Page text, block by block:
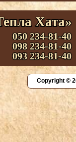
Хата»
050 234-81-40
098 234-81-40
093 234-81-40
Copyright ©